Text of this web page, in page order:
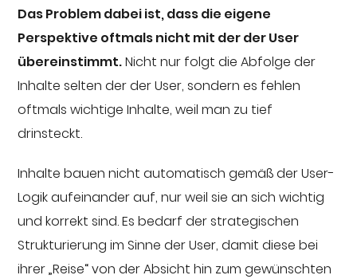
Das Problem dabei ist, dass die eigene
Perspektive oftmals nicht mit der der User
übereinstimmt.Nicht nur folgt die Abfolge der
Inhalte selten der der User, sondern es fehlen
oftmals wichtige Inhalte, weil man zu tief
drinsteckt.
Inhalte bauen nicht automatisch gemäß der User-
Logik aufeinander auf, nur weil sie an sich wichtig
und korrekt sind. Es bedarf der strategischen
Strukturierung im Sinne der User, damit diese bei
ihrer „Reise“ von der Absicht hin zum gewünschten